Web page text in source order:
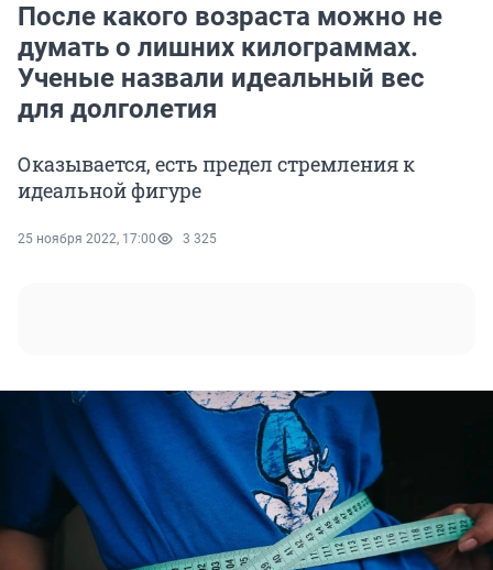
После какого возраста можно не
думать о лишних килограммах.
Ученые назвали идеальный вес
для долголетия
Оказывается, есть предел стремления к
идеальной фигуре
25 ноября 2022, 17:00 3 325